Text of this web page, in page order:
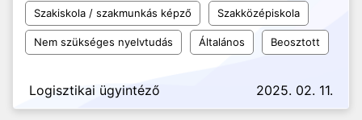
Szakiskola / szakmunkás képző Szakközépiskola
Nem szükséges nyelvtudás Általános Beosztott
Logisztikai ügyintéző 2025. 02. 11.